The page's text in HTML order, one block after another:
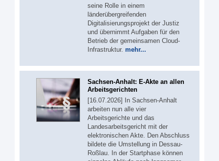
seine Rolle in einem
länderübergreifenden
Digitalisierungsprojekt der Justiz
und übernimmt Aufgaben für den
Betrieb der gemeinsamen Cloud-
Infrastruktur. mehr...
Sachsen-Anhalt: E-Akte an allen
Arbeitsgerichten
[16.07.2026] In Sachsen-Anhalt
arbeiten nun alle vier
Arbeitsgerichte und das
Landesarbeitsgericht mit der
elektronischen Akte. Den Abschluss
bildete die Umstellung in Dessau-
Roßlau. In der Startphase können